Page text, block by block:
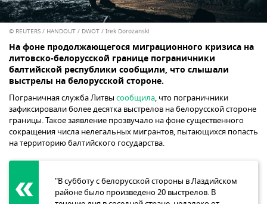
© REUTERS / HANDOUT / DWOT / Irek Dorozanski
На фоне продолжающегося миграционного кризиса на
литовско-белорусской границе пограничники
балтийской республики сообщили, что слышали
выстрелы на белорусской стороне.
Пограничная служба Литвы сообщила, что пограничники
зафиксировали более десятка выстрелов на белорусской стороне
границы. Такое заявление прозвучало на фоне существенного
сокращения числа нелегальных мигрантов, пытающихся попасть
на территорию балтийского государства.
"В субботу с белорусской стороны в Лаздийском
районе было произведено 20 выстрелов. В